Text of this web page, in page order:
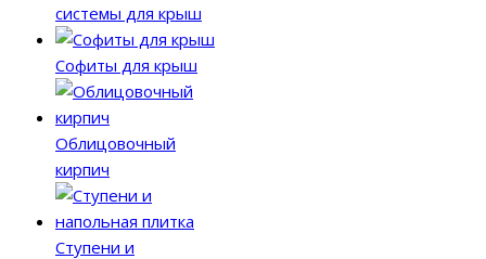
системы для крыш
Софиты для крыш
Облицовочный
кирпич
Ступени и